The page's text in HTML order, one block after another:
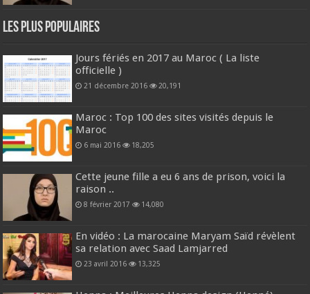
Les plus populaires
Jours fériés en 2017 au Maroc ( La liste
officielle )
21 décembre 2016 20,191
Maroc : Top 100 des sites visités depuis le
Maroc
6 mai 2016 18,205
Cette jeune fille a eu 6 ans de prison, voici la
raison ..
8 février 2017 14,080
En vidéo : La marocaine Maryam Saïd révèlent
sa relation avec Saad Lamjarred
23 avril 2016 13,325